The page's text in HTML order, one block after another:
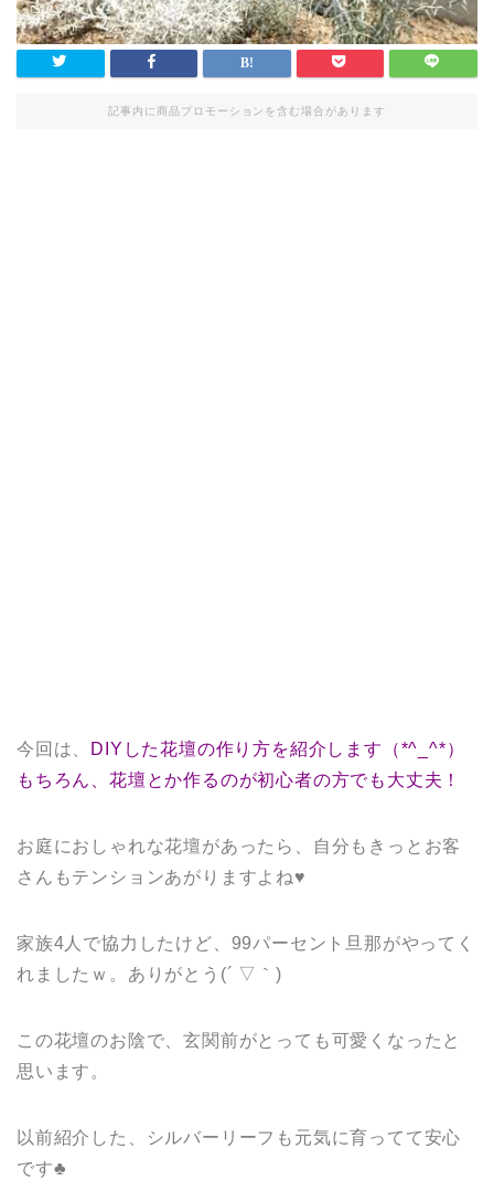
記事内に商品プロモーションを含む場合があります
今回は、
DIYした花壇の作り方を紹介します（*^_^*）
もちろん、花壇とか作るのが初心者の方でも大丈夫！
お庭におしゃれな花壇があったら、自分もきっとお客
さんもテンションあがりますよね♥
家族4人で協力したけど、99パーセント旦那がやってく
れましたｗ。ありがとう(´ ▽｀)
この花壇のお陰で、玄関前がとっても可愛くなったと
思います。
以前紹介した、シルバーリーフも元気に育ってて安心
です♣